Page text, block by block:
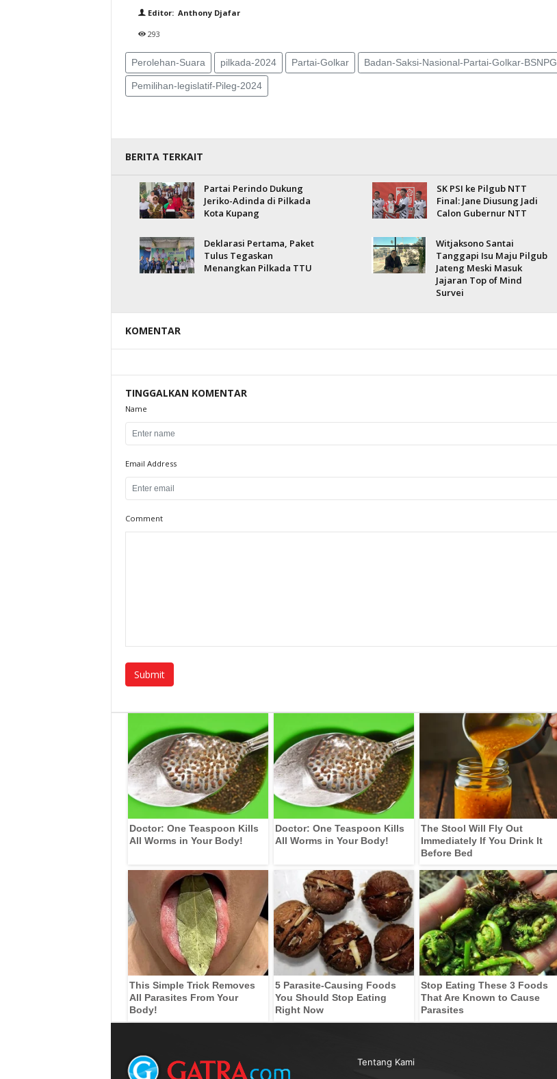
Editor: Anthony Djafar
293
Perolehan-Suara pilkada-2024 Partai-Golkar Badan-Saksi-Nasional-Partai-Golkar-BSNPG
Pemilihan-legislatif-Pileg-2024
BERITA TERKAIT
Partai Perindo Dukung
Jeriko-Adinda di Pilkada
Kota Kupang
SK PSI ke Pilgub NTT
Final: Jane Diusung Jadi
Calon Gubernur NTT
Deklarasi Pertama, Paket
Tulus Tegaskan
Menangkan Pilkada TTU
Witjaksono Santai
Tanggapi Isu Maju Pilgub
Jateng Meski Masuk
Jajaran Top of Mind
Survei
KOMENTAR
TINGGALKAN KOMENTAR
Name
Email Address
Comment
Doctor: One Teaspoon Kills
All Worms in Your Body!
Doctor: One Teaspoon Kills
All Worms in Your Body!
The Stool Will Fly Out
Immediately If You Drink It
Before Bed
This Simple Trick Removes
All Parasites From Your
Body!
5 Parasite-Causing Foods
You Should Stop Eating
Right Now
Stop Eating These 3 Foods
That Are Known to Cause
Parasites
Tentang Kami